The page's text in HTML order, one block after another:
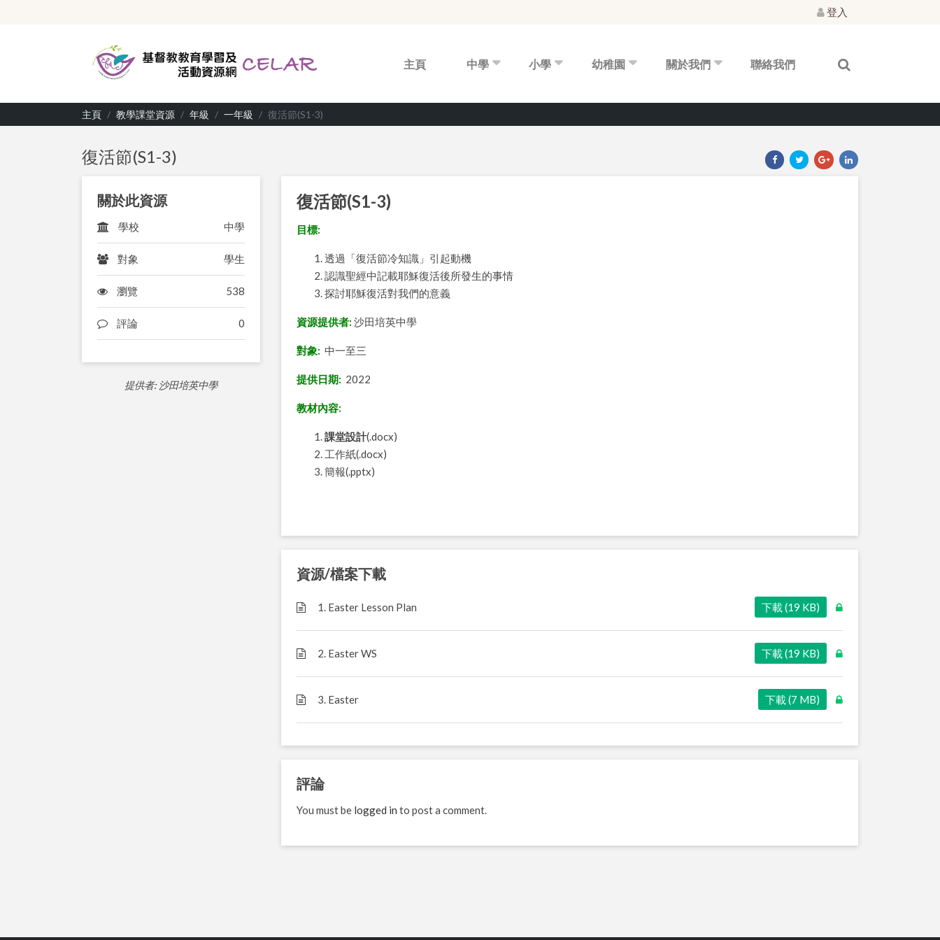
登入
主頁 中學 小學 幼稚園 關於我們 聯絡我們
主頁 教學課堂資源 年級 一年級 復活節(S1-3)
復活節(S1-3)
關於此資源
學校 中學
對象 學生
瀏覽 538
評論 0
提供者: 沙田培英中學
復活節(S1-3)
目標:
透過「復活節冷知識」引起動機
認識聖經中記載耶穌復活後所發生的事情
探討耶穌復活對我們的意義
資源提供者: 沙田培英中學
對象: 中一至三
提供日期: 2022
教材內容:
課堂設計(.docx)
工作紙(.docx)
簡報(.pptx)
資源/檔案下載
1. Easter Lesson Plan 下載 (19 KB)
2. Easter WS 下載 (19 KB)
3. Easter 下載 (7 MB)
評論
You must be logged in to post a comment.